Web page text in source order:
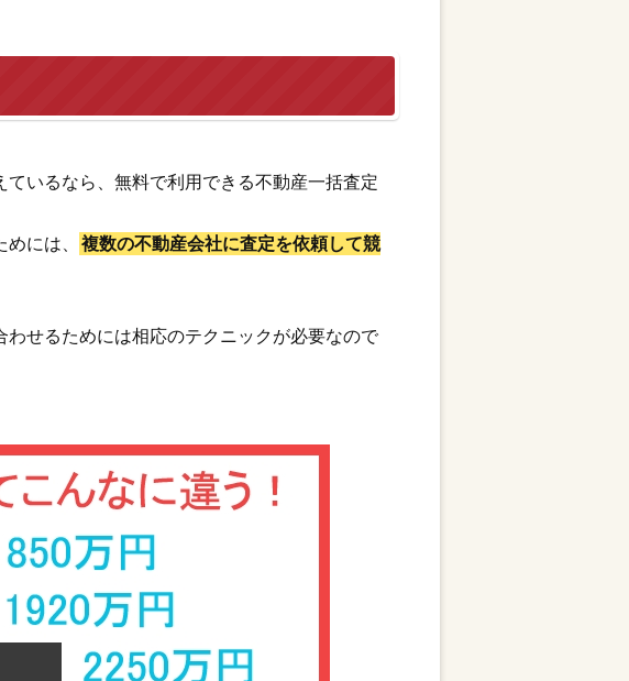
いるなら、無料で利用できる不動産一括査定
には、
複数の不動産会社に査定を依頼して競
せるためには相応のテクニックが必要なので